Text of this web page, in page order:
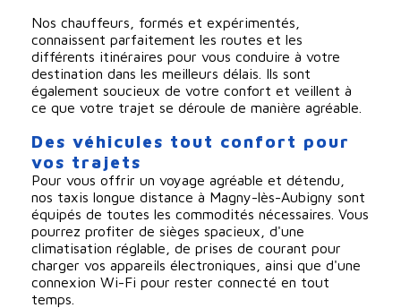
Nos chauffeurs, formés et expérimentés,
connaissent parfaitement les routes et les
différents itinéraires pour vous conduire à votre
destination dans les meilleurs délais. Ils sont
également soucieux de votre confort et veillent à
ce que votre trajet se déroule de manière agréable.
Des véhicules tout confort pour
vos trajets
Pour vous offrir un voyage agréable et détendu,
nos taxis longue distance à Magny-lès-Aubigny sont
équipés de toutes les commodités nécessaires. Vous
pourrez profiter de sièges spacieux, d'une
climatisation réglable, de prises de courant pour
charger vos appareils électroniques, ainsi que d'une
connexion Wi-Fi pour rester connecté en tout
temps.